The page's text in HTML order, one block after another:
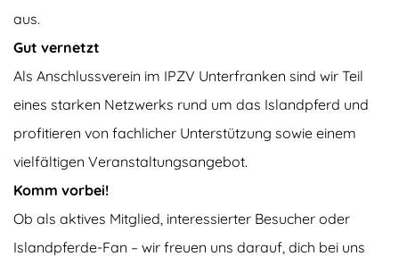
aus.
Gut vernetzt
Als Anschlussverein im IPZV Unterfranken sind wir Teil
eines starken Netzwerks rund um das Islandpferd und
profitieren von fachlicher Unterstützung sowie einem
vielfältigen Veranstaltungsangebot.
Komm vorbei!
Ob als aktives Mitglied, interessierter Besucher oder
Islandpferde-Fan – wir freuen uns darauf, dich bei uns